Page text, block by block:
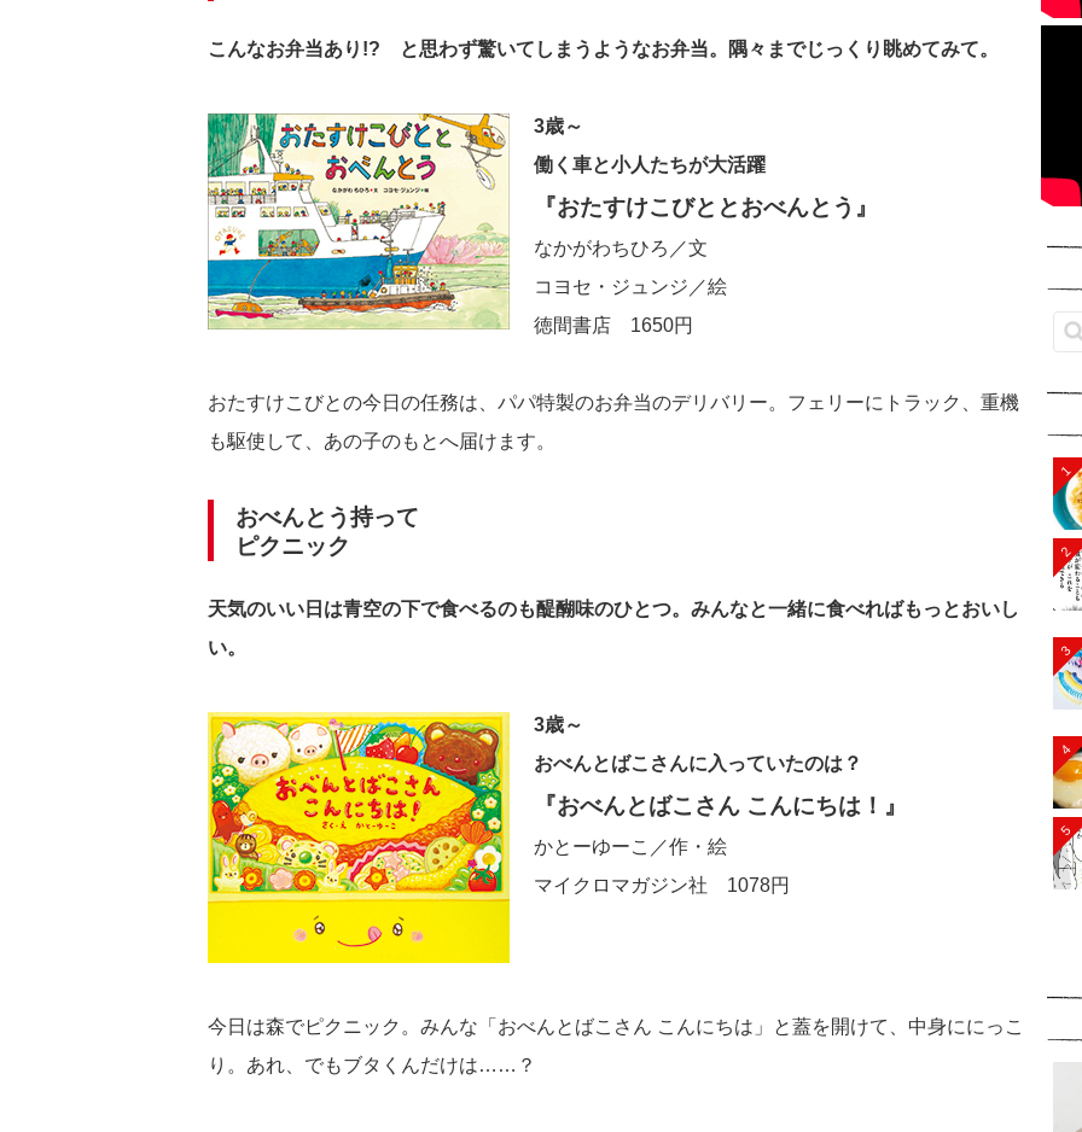
こんなお弁当あり!? と思わず驚いてしまうようなお弁当。隅々までじっくり眺めてみて。
3歳～
働く車と小人たちが大活躍
『おたすけこびととおべんとう』
なかがわちひろ／文
コヨセ・ジュンジ／絵
徳間書店 1650円
おたすけこびとの今日の任務は、パパ特製のお弁当のデリバリー。フェリーにトラック、重機
も駆使して、あの子のもとへ届けます。
おべんとう持って
ピクニック
天気のいい日は青空の下で食べるのも醍醐味のひとつ。みんなと一緒に食べればもっとおいし
い。
3歳～
おべんとばこさんに入っていたのは？
『おべんとばこさん こんにちは！』
かとーゆーこ／作・絵
マイクロマガジン社 1078円
今日は森でピクニック。みんな「おべんとばこさん こんにちは」と蓋を開けて、中身ににっこ
り。あれ、でもブタくんだけは……？
1
2
3
4
5